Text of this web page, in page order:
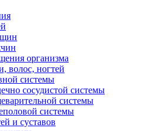
организма
волос, ногтей
системы
сосудистой системы
системы
системы
и суставов